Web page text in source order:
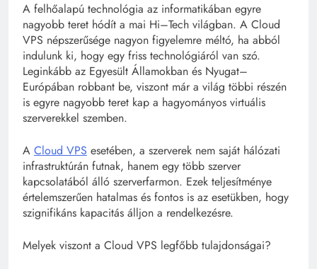
A felhőalapú technológia az informatikában egyre
nagyobb teret hódít a mai Hi–Tech világban. A Cloud
VPS népszerűsége nagyon figyelemre méltó, ha abból
indulunk ki, hogy egy friss technológiáról van szó.
Leginkább az Egyesült Államokban és Nyugat–
Európában robbant be, viszont már a világ többi részén
is egyre nagyobb teret kap a hagyományos virtuális
szerverekkel szemben.
A Cloud VPS esetében, a szerverek nem saját hálózati
infrastruktúrán futnak, hanem egy több szerver
kapcsolatából álló szerverfarmon. Ezek teljesítménye
értelemszerűen hatalmas és fontos is az esetükben, hogy
szignifikáns kapacitás álljon a rendelkezésre.
Melyek viszont a Cloud VPS legfőbb tulajdonságai?